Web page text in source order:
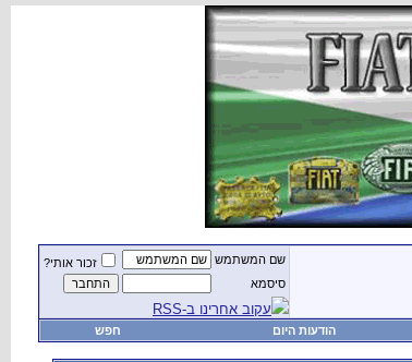
שם המשתמש
זכור אותי?
סיסמא
עקוב אחרינו ב-RSS
הודעות היום חפש